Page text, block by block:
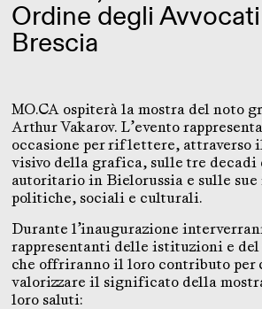
Ordine degli
Brescia
MO.CA ospiterà la mostra del noto
Arthur Vakarov. L’evento
occasione per riflettere, attraverso
visivo della grafica, sulle tre decadi
autoritario in Bielorussia e sulle
politiche, sociali e culturali.
Durante l’inaugurazione
rappresentanti delle istituzioni e
che offriranno il loro contributo per
valorizzare il significato della
loro saluti: